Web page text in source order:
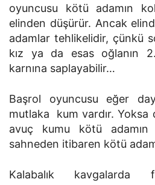
oyuncusu kötü adamın
elinden düşürür. Ancak
adamlar tehlikelidir, çünkü
kız ya da esas oğlanın
karnına saplayabilir…
Başrol oyuncusu eğer
mutlaka kum vardır.
avuç kumu kötü
sahneden itibaren kötü
Kalabalık kavgalarda